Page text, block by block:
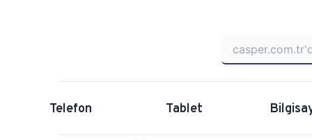
Telefon Tablet